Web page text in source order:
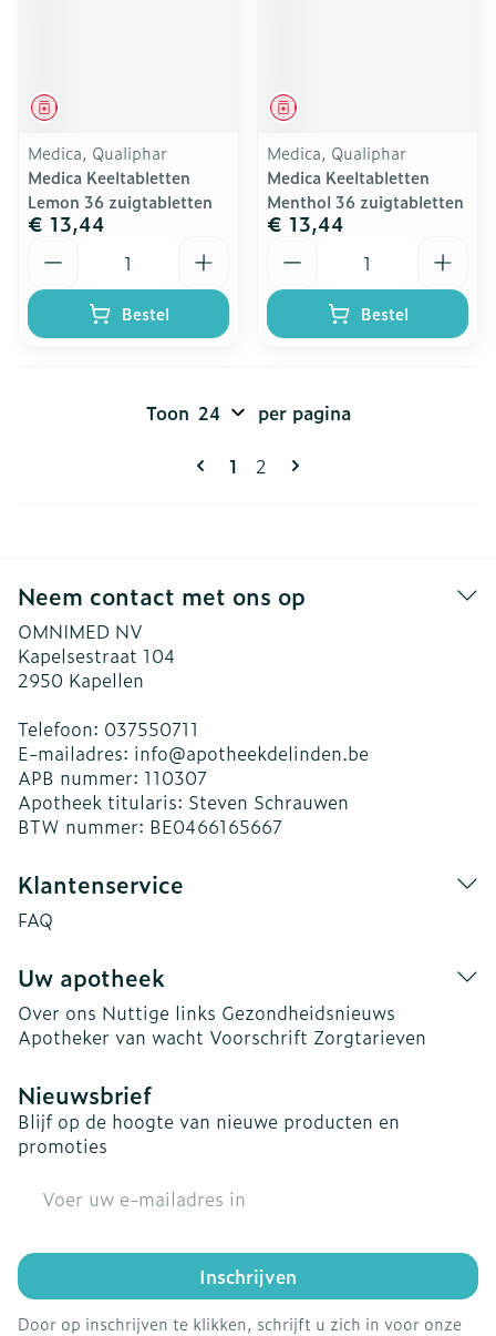
Geneesmiddel
Medica, Qualiphar
Medica Keeltabletten
Lemon 36 zuigtabletten
€ 13,44
Bestel
Geneesmiddel
Medica, Qualiphar
Medica Keeltabletten
Menthol 36 zuigtabletten
€ 13,44
Bestel
Pagina's
U lees momenteel pagina
1 Pagina
2
Toon per pagina
Neem contact met ons op
OMNIMED NV
Kapelsestraat 104
2950 Kapellen
Telefoon: 037550711
E-mailadres: info@apotheekdelinden.be
APB nummer: 110307
Apotheek titularis: Steven Schrauwen
BTW nummer: BE0466165667
Klantenservice
FAQ
Uw apotheek
Over ons Nuttige links Gezondheidsnieuws
Apotheker van wacht Voorschrift Zorgtarieven
Nieuwsbrief
Blijf op de hoogte van nieuwe producten en
promoties
Inschrijven
Door op inschrijven te klikken, schrijft u zich in voor onze